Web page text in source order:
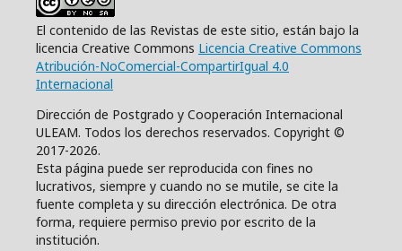
El contenido de las Revistas de este sitio, están bajo la
licencia Creative Commons Licencia Creative Commons
Atribución-NoComercial-CompartirIgual 4.0
Internacional
Dirección de Postgrado y Cooperación Internacional
ULEAM. Todos los derechos reservados. Copyright ©
2017-2026.
Esta página puede ser reproducida con fines no
lucrativos, siempre y cuando no se mutile, se cite la
fuente completa y su dirección electrónica. De otra
forma, requiere permiso previo por escrito de la
institución.